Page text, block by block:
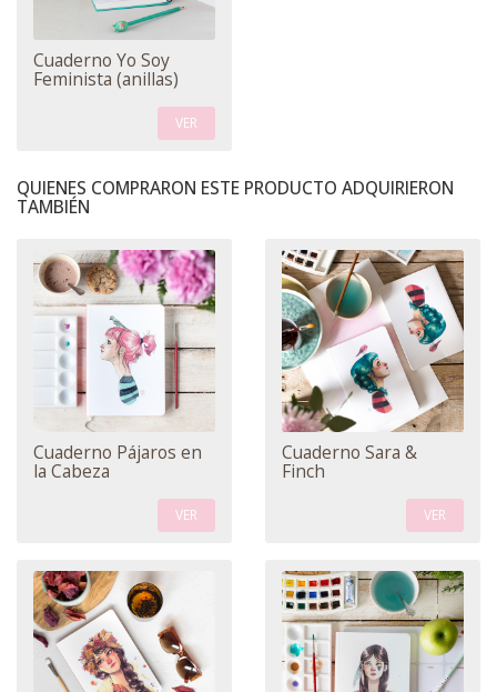
Cuaderno Yo Soy
Feminista (anillas)
VER
QUIENES COMPRARON ESTE PRODUCTO ADQUIRIERON
TAMBIÉN
Cuaderno Pájaros en
la Cabeza
VER
Cuaderno Sara &
Finch
VER